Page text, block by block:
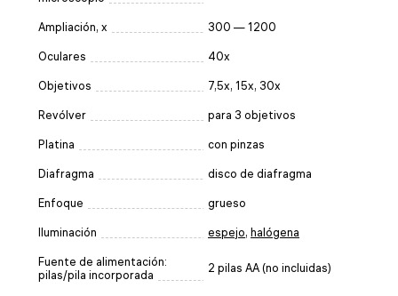
Ampliación, x 300 — 1200
Oculares 40x
Objetivos 7,5x, 15x, 30x
Revólver para 3 objetivos
Platina con pinzas
Diafragma disco de diafragma
Enfoque grueso
Iluminación espejo, halógena
Fuente de alimentación:
pilas/pila incorporada
2 pilas AA (no incluidas)